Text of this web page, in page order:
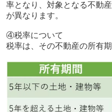
率となり、対象となる不動
が異なります。
④税率について
税率は、その不動産の所有